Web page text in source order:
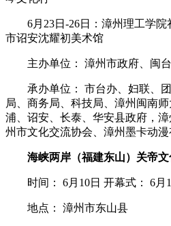
6月23日-26日：漳州理工学院
市诏安沈耀初美术馆
主办单位： 漳州市政府、闽台
承办单位： 市台办、妇联、团
局、商务局、科技局、漳州闽南
浦、诏安、长泰、华安县政府，
州市文化交流协会、漳州墨卡动
海峡两岸（福建东山）关帝
时间： 6月10日 开幕式： 6月
地点： 漳州市东山县